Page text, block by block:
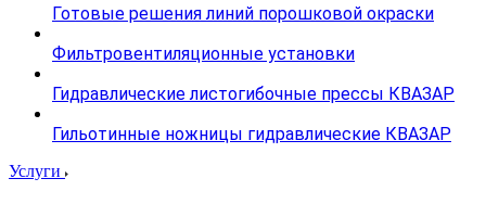
Готовые решения линий порошковой окраски
Фильтровентиляционные установки
Гидравлические листогибочные прессы КВАЗАР
Гильотинные ножницы гидравлические КВАЗАР
Услуги